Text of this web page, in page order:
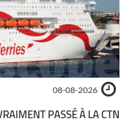
08-08-2026
PASSÉ À LA CTN !